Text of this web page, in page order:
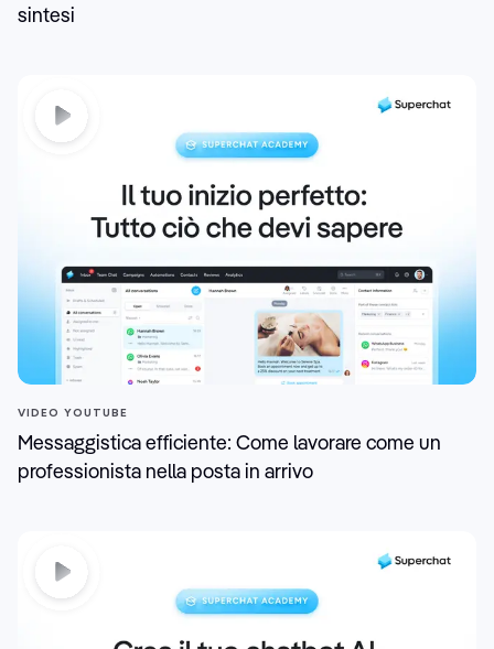
sintesi
VIDEO YOUTUBE
Messaggistica efficiente: Come lavorare come un
professionista nella posta in arrivo